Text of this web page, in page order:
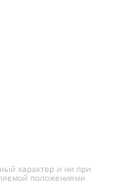
характер и ни при
положениями